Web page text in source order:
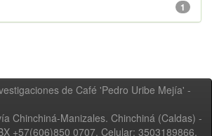
1
de Café 'Pedro Uribe Mejía' -
Chinchiná-Manizales. Chinchiná (Caldas) -
+57(606)850 0707, Celular: 3503189866,